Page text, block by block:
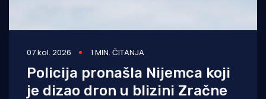
07 kol. 2026 1 MIN. ČITANJA
Policija pronašla Nijemca koji
je dizao dron u blizini Zračne